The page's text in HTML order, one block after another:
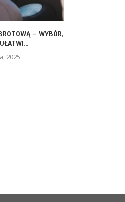
LEAF LIFE GOLD – ZŁOTY OLEJEK CBD